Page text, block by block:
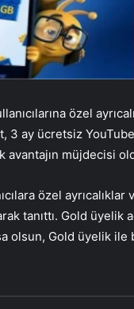
özel
3 ay ücretsiz
avantajın müjdecisi
özel ayrıcalıklar
tanıttı. Gold üyelik
olsun, Gold üyelik